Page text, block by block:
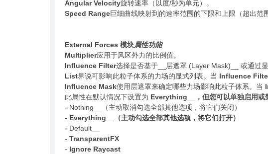
Angular Velocity旋转速率（以度/秒为单元）。
Speed Range巨细曲线映射到的速率范围的下限和上限（超出范
External Forces 模块属性功能
Multiplier应用于风区外力的比例值。
Influence Filter选择是否基于__层遮罩 (Layer Mask)__ 或通过
List界说可影响此粒子体系的力场的显式列表。当 Influence
Influence Mask使用层遮罩来确定哪些力场影响此粒子体系。当
此属性在默认情况下设置为 Everything__，但您可以单独启用或
- Nothing__（主动取消勾选全部其他选项，将它们关闭）
- Everything__（主动勾选全部其他选项，将它们打开）
- Default__
- TransparentFX
- Ignore Raycast